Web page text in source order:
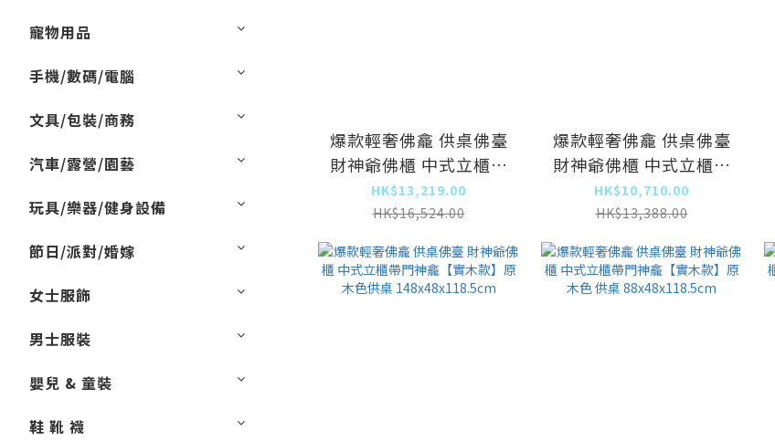
寵物用品
手機/數碼/電腦
文具/包裝/商務
汽車/露營/園藝
玩具/樂器/健身設備
節日/派對/婚嫁
女士服飾
男士服裝
嬰兒 & 童裝
鞋 靴 襪
爆款輕奢佛龕 供桌佛臺
財神爺佛櫃 中式立櫃帶
門神龕【實木款】原木
色供桌
HK$13,219.00
HK$16,524.00
爆款輕奢佛龕 供桌佛臺
財神爺佛櫃 中式立櫃帶
門神龕【實木款】原木
色供桌
HK$10,710.00
HK$13,388.00